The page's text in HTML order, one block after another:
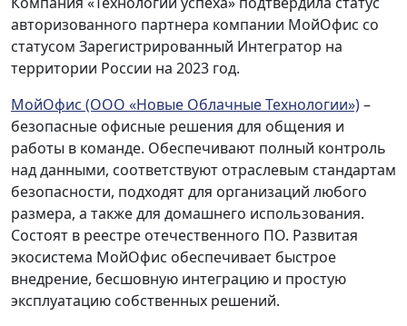
авторизованного партнера компании МойОфис со
статусом Зарегистрированный Интегратор на
территории России на 2023 год.
МойОфис (ООО «Новые Облачные Технологии»)–
безопасные офисные решения для общения и
работы в команде. Обеспечивают полный контроль
над данными, соответствуют отраслевым стандартам
безопасности, подходят для организаций любого
размера, а также для домашнего использования.
Состоят в реестре отечественного ПО. Развитая
экосистема МойОфис обеспечивает быстрое
внедрение, бесшовную интеграцию и простую
эксплуатацию собственных решений.